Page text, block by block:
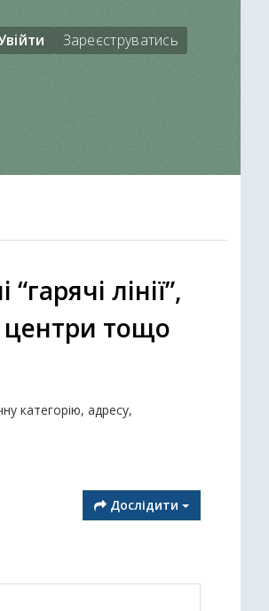
Зареєструватись
лінії”,
центри тощо
категорію, адресу,
Дослідити